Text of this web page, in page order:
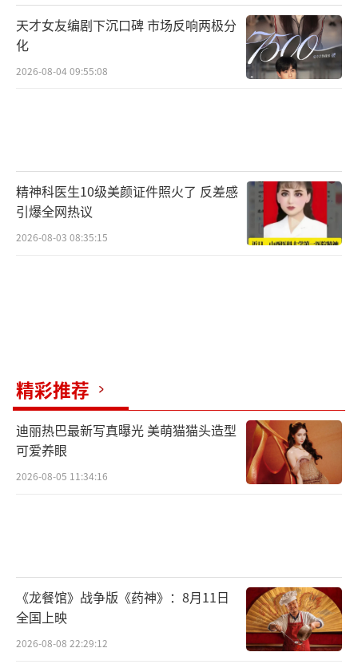
天才女友编剧下沉口碑 市场反响两极分
化
2026-08-04 09:55:08
精神科医生10级美颜证件照火了 反差感
引爆全网热议
2026-08-03 08:35:15
精彩推荐
迪丽热巴最新写真曝光 美萌猫猫头造型
可爱养眼
2026-08-05 11:34:16
《龙餐馆》战争版《药神》：8月11日
全国上映
2026-08-08 22:29:12